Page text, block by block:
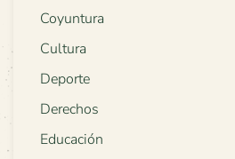
Coyuntura
Cultura
Deporte
Derechos
Educación